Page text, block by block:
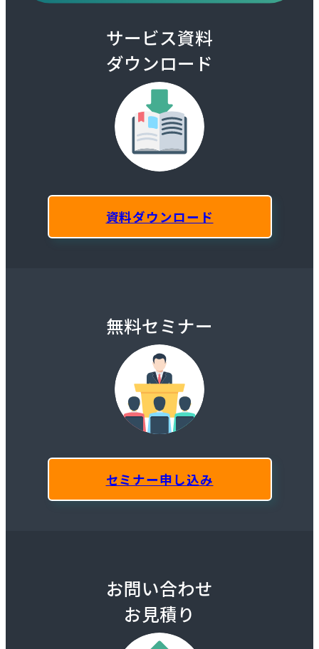
サービス資料
ダウンロード
資料ダウンロード
無料セミナー
セミナー申し込み
お問い合わせ
お見積り